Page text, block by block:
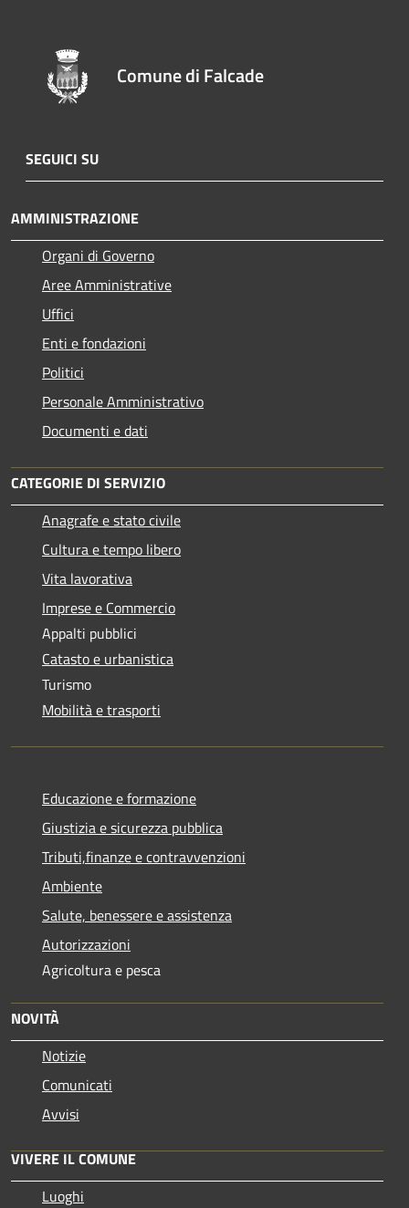
Comune di Falcade
SEGUICI SU
AMMINISTRAZIONE
Organi di Governo
Aree Amministrative
Uffici
Enti e fondazioni
Politici
Personale Amministrativo
Documenti e dati
CATEGORIE DI SERVIZIO
Anagrafe e stato civile
Cultura e tempo libero
Vita lavorativa
Imprese e Commercio
Appalti pubblici
Catasto e urbanistica
Turismo
Mobilità e trasporti
Educazione e formazione
Giustizia e sicurezza pubblica
Tributi,finanze e contravvenzioni
Ambiente
Salute, benessere e assistenza
Autorizzazioni
Agricoltura e pesca
NOVITÀ
Notizie
Comunicati
Avvisi
VIVERE IL COMUNE
Luoghi